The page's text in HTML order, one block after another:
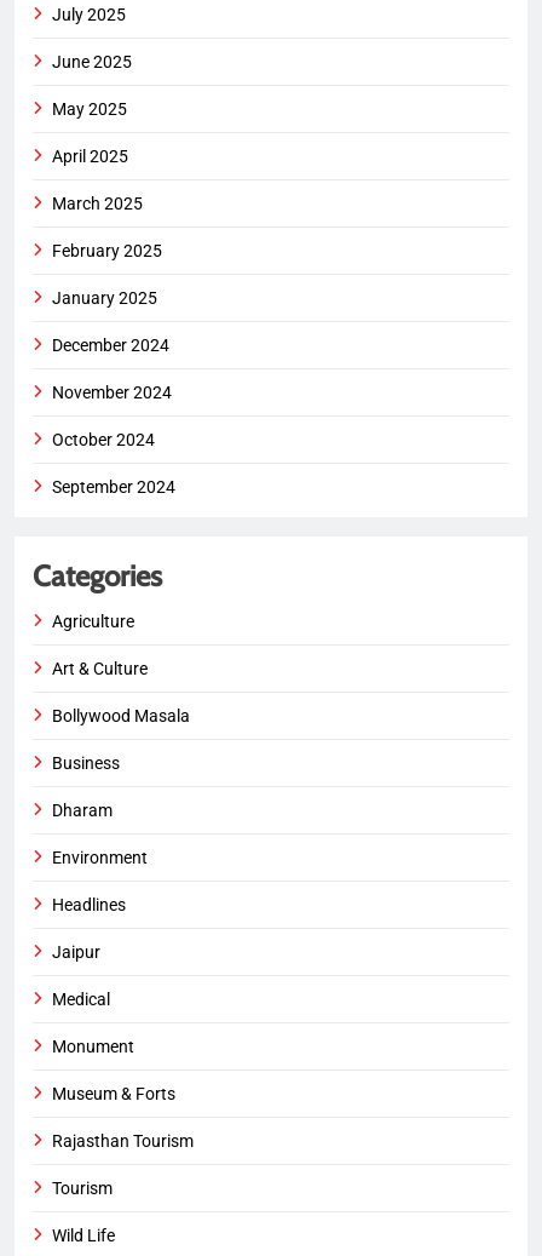
July 2025
June 2025
May 2025
April 2025
March 2025
February 2025
January 2025
December 2024
November 2024
October 2024
September 2024
Categories
Agriculture
Art & Culture
Bollywood Masala
Business
Dharam
Environment
Headlines
Jaipur
Medical
Monument
Museum & Forts
Rajasthan Tourism
Tourism
Wild Life